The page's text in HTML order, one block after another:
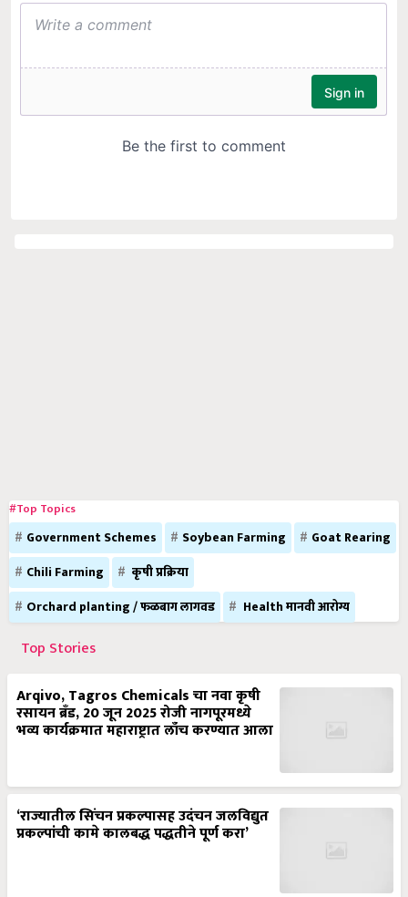
#Top Topics
Government Schemes Soybean Farming
Goat Rearing
Chili Farming
कृषी प्रक्रिया
Orchard planting / फळबाग लागवड
Health मानवी आरोग्य
Top Stories
Arqivo, Tagros Chemicals चा नवा कृषी
रसायन ब्रँड, 20 जून 2025 रोजी नागपूरमध्ये
भव्य कार्यक्रमात महाराष्ट्रात लाँच करण्यात आला
‘राज्यातील सिंचन प्रकल्पासह उदंचन जलविद्युत
प्रकल्पांची कामे कालबद्ध पद्धतीने पूर्ण करा’